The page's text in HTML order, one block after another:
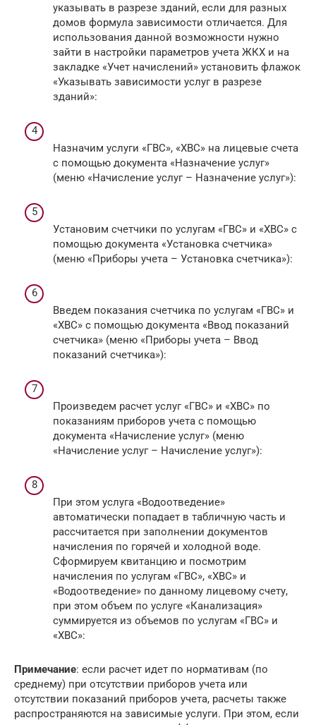
указывать в разрезе зданий, если для разных
домов формула зависимости отличается. Для
использования данной возможности нужно
зайти в настройки параметров учета ЖКХ и на
закладке «Учет начислений» установить флажок
«Указывать зависимости услуг в разрезе
зданий»:
Назначим услуги «ГВС», «ХВС» на лицевые счета
с помощью документа «Назначение услуг»
(меню «Начисление услуг – Назначение услуг»):
Установим счетчики по услугам «ГВС» и «ХВС» с
помощью документа «Установка счетчика»
(меню «Приборы учета – Установка счетчика»):
Введем показания счетчика по услугам «ГВС» и
«ХВС» с помощью документа «Ввод показаний
счетчика» (меню «Приборы учета – Ввод
показаний счетчика»):
Произведем расчет услуг «ГВС» и «ХВС» по
показаниям приборов учета с помощью
документа «Начисление услуг» (меню
«Начисление услуг – Начисление услуг»):
При этом услуга «Водоотведение»
автоматически попадает в табличную часть и
рассчитается при заполнении документов
начисления по горячей и холодной воде.
Сформируем квитанцию и посмотрим
начисления по услугам «ГВС», «ХВС» и
«Водоотведение» по данному лицевому счету,
при этом объем по услуге «Канализация»
суммируется из объемов по услугам «ГВС» и
«ХВС»:
Примечание: если расчет идет по нормативам (по
среднему) при отсутствии приборов учета или
отсутствии показаний приборов учета, расчеты также
распространяются на зависимые услуги. При этом, если